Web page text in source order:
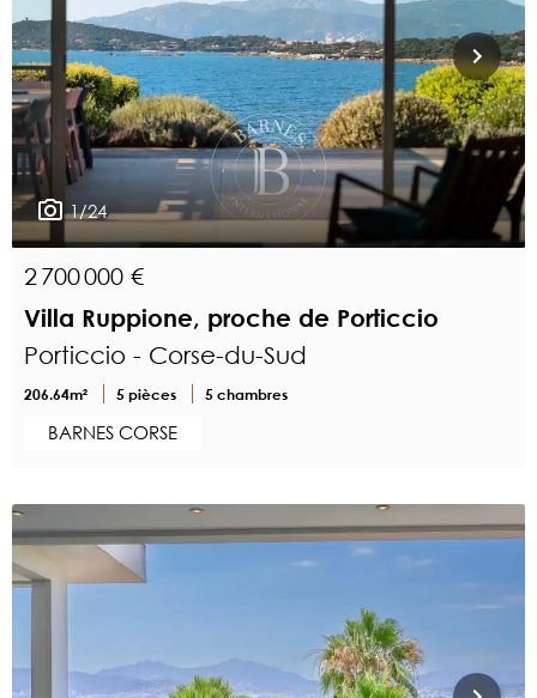
1/24
2 700 000 €
Villa Ruppione, proche de Porticcio
Porticcio - Corse-du-Sud
206.64m² 5 pièces 5 chambres
BARNES CORSE